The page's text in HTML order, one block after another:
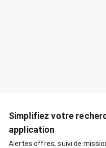
Simplifiez votre
application
Alertes offres, suivi de